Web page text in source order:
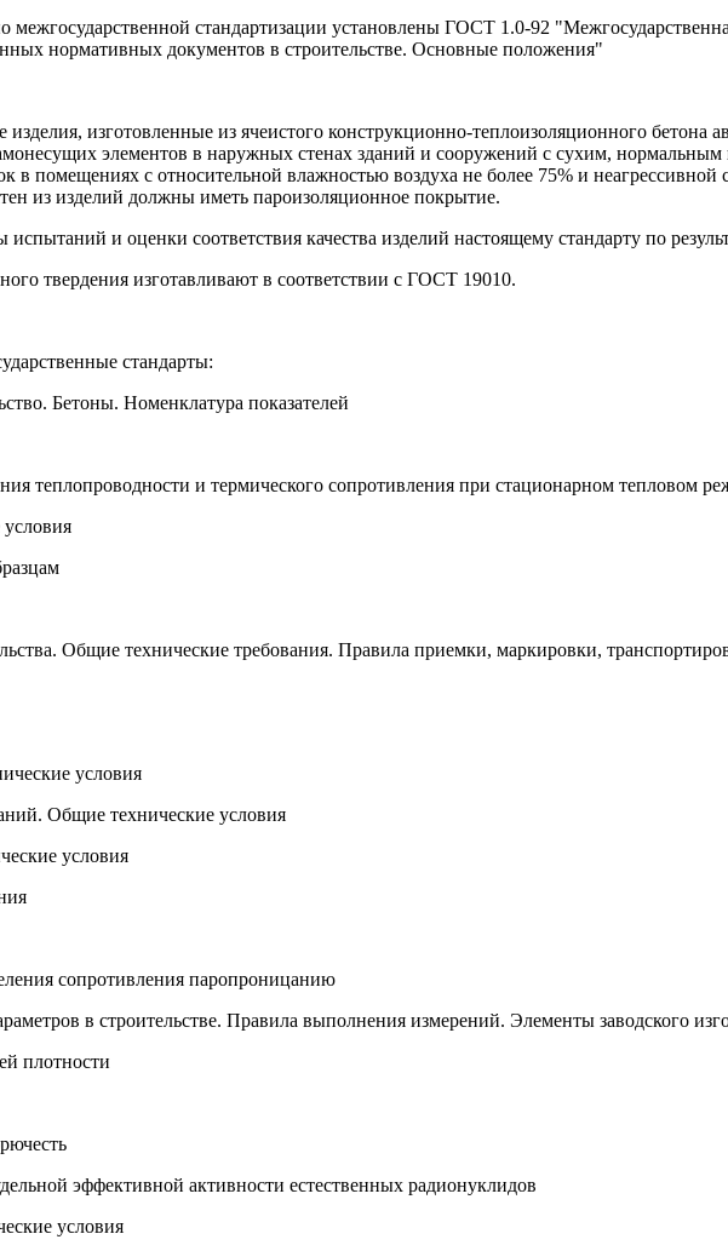
стандартизации установлены ГОСТ 1.0-92
нормативных документов в строительстве. Основные положения"
изготовленные из ячеистого конструкционно-теплоизоляционного бетона
элементов в наружных стенах зданий и сооружений с сухим,
в помещениях с относительной влажностью воздуха не более 75% и
из изделий должны иметь пароизоляционное покрытие.
и оценки соответствия качества изделий настоящему стандарту по
твердения изготавливают в соответствии с ГОСТ 19010.
стандарты:
Бетоны. Номенклатура показателей
теплопроводности и термического сопротивления при стационарном тепловом
Общие технические требования. Правила приемки, маркировки,
условия
Общие технические условия
условия
сопротивления паропроницанию
в строительстве. Правила выполнения измерений. Элементы заводского
плотности
эффективной активности естественных радионуклидов
условия